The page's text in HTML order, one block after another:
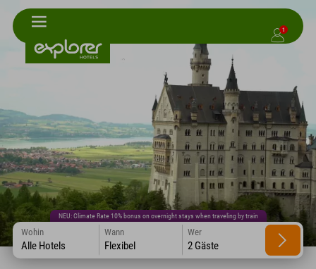
1
NEU: Climate Rate 10% bonus on overnight stays when traveling by train
Wohin
Alle Hotels
Wann
Flexibel
Wer
2 Gäste